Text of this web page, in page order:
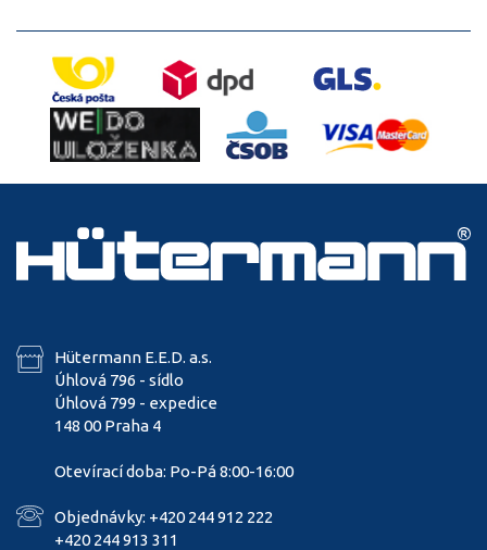
Hütermann E.E.D. a.s.
Úhlová 796 - sídlo
Úhlová 799 - expedice
148 00 Praha 4
Otevírací doba: Po-Pá 8:00-16:00
Objednávky: +420 244 912 222
+420 244 913 311